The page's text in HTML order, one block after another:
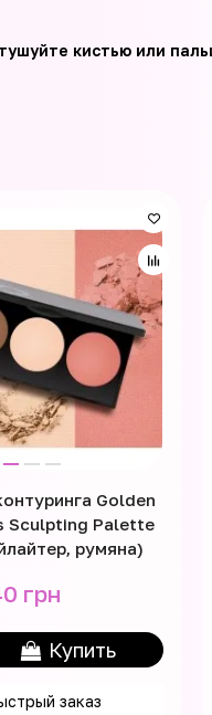
кистью или
Golden
Sculpting Palette
румяна)
грн
Купить
заказ